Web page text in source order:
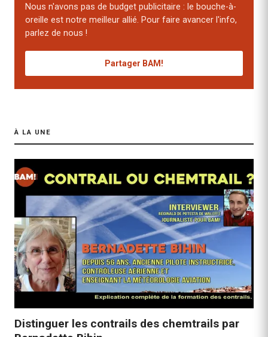
Nous n'avons pas de budget publicitaire : le bouche-à-
oreille est notre meilleur allié. Pour faire avancer l'info,
parlez de nous !
Partager BAM!
À LA UNE
Distinguer les contrails des chemtrails par